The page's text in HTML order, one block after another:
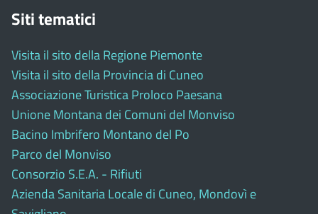
Siti tematici
Visita il sito della Regione Piemonte
Visita il sito della Provincia di Cuneo
Associazione Turistica Proloco Paesana
Unione Montana dei Comuni del Monviso
Bacino Imbrifero Montano del Po
Parco del Monviso
Consorzio S.E.A. - Rifiuti
Azienda Sanitaria Locale di Cuneo, Mondovì e